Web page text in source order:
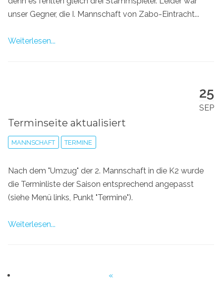
unser Gegner, die I. Mannschaft von Zabo-Eintracht...
Weiterlesen...
25
SEP
Terminseite aktualisiert
MANNSCHAFT TERMINE
Nach dem "Umzug" der 2. Mannschaft in die K2 wurde
die Terminliste der Saison entsprechend angepasst
(siehe Menü links, Punkt "Termine").
Weiterlesen...
«